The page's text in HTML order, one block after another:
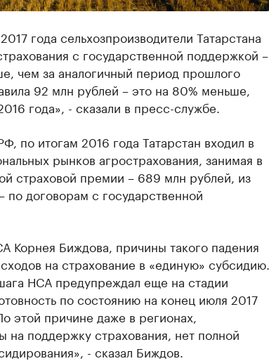
года сельхозпроизводители Татарстана
с государственной поддержкой –
чем за аналогичный период прошлого
92 млн рублей – это на 80% меньше,
года», - сказали в пресс-службе.
по итогам 2016 года Татарстан входил в
рынков агрострахования, занимая в
страховой премии – 689 млн рублей, из
договорам с государственной
Корнея Биждова, причины такого падения
на страхование в «единую» субсидию.
НСА предупреждал еще на стадии
по состоянию на конец июля 2017
этой причине даже в регионах,
на поддержку страхования, нет полной
- сказал Биждов.